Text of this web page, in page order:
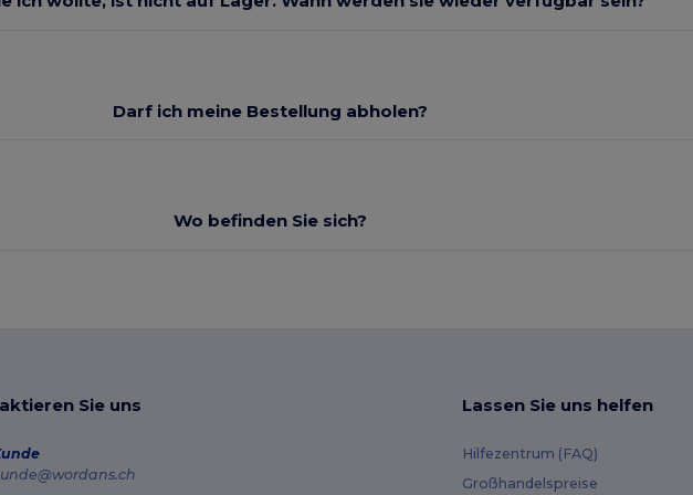
Darf ich meine Bestellung abholen?
Wo befinden Sie sich?
Sie uns Lassen Sie uns helfen
Hilfezentrum (FAQ)
Großhandelspreise